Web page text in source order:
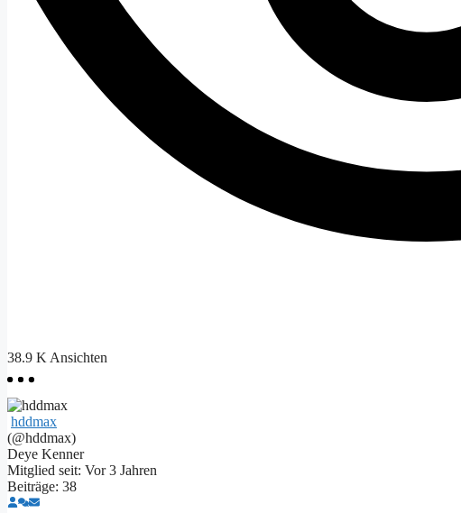
38.9 KAnsichten
hddmax
(@hddmax)
Deye Kenner
Mitglied seit: Vor 3 Jahren
Beiträge: 38